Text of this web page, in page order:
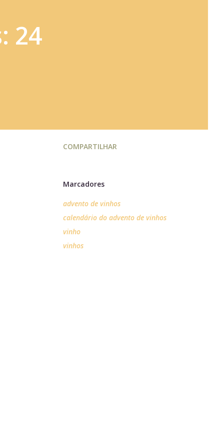
24
COMPARTILHAR
Marcadores
advento de vinhos
calendário do advento de vinhos
vinho
vinhos